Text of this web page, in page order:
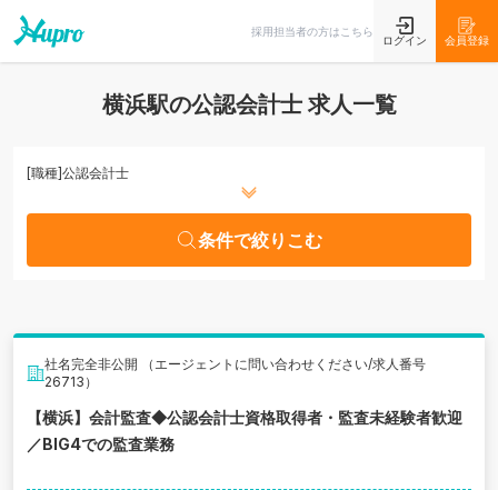
採用担当者の方はこちら
ログイン 会員登録
横浜駅の公認会計士 求人一覧
[職種]公認会計士
条件で絞りこむ
社名完全非公開 （エージェントに問い合わせください/求人番号
26713）
【横浜】会計監査◆公認会計士資格取得者・監査未経験者歓迎
／BIG4での監査業務